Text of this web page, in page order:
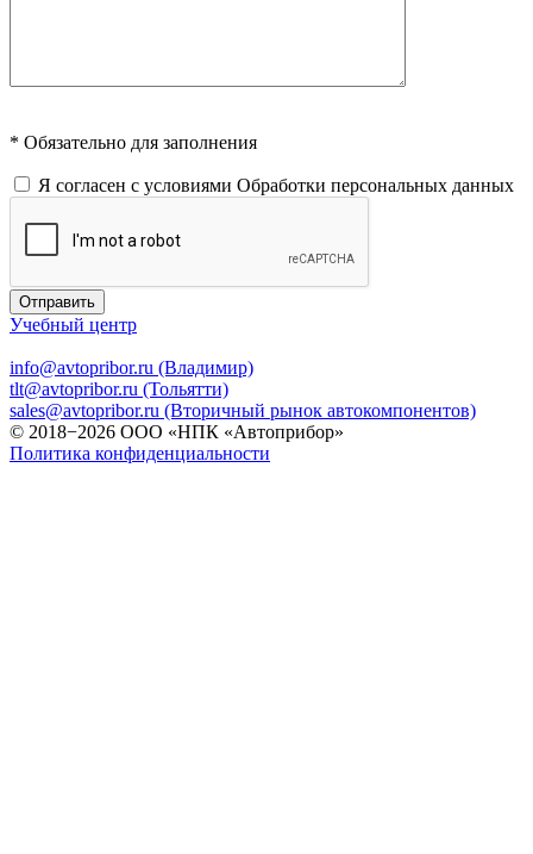
* Обязательно для заполнения
Я согласен с условиями Обработки персональных данных
Отправить
Учебный центр
info@avtopribor.ru (Владимир)
tlt@avtopribor.ru (Тольятти)
sales@avtopribor.ru (Вторичный рынок автокомпонентов)
© 2018−2026 ООО «НПК «Автоприбор»
Политика конфиденциальности